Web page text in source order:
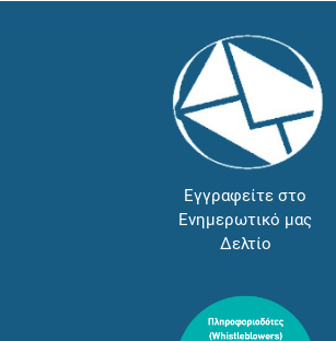
Εγγραφείτε στο
Ενημερωτικό μας
Δελτίο